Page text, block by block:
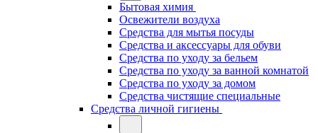
Бытовая химия
Освежители воздуха
Средства для мытья посуды
Средства и аксессуары для обуви
Средства по уходу за бельем
Средства по уходу за ванной комнатой
Средства по уходу за домом
Средства чистящие специальные
Средства личной гигиены